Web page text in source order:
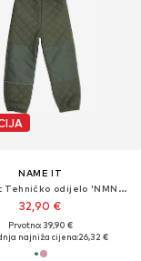
NAME IT
Regular Fit Tehničko odijelo 'NMNChilly'
32,90 €
Prvotno: 39,90 €
najniža cijena:26,32 €